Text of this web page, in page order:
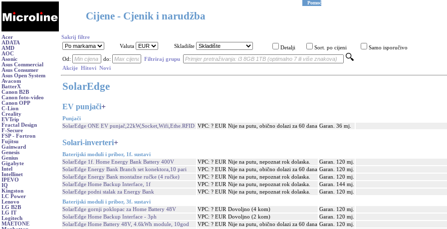
Cijene - Cjenik i narudžba
Pomoć
Acer
ADATA
AMD
AOC
Asonic
Asus Commercial
Asus Consumer
Asus Open System
Avacom
BatterX
Canon B2B
Canon foto-video
Canon OPP
C-Lion
Creality
EVTrip
Fractal Design
F-Secure
FSP - Fortron
Fujitsu
Gainward
Genesis
Genius
Gigabyte
Intel
Intellinet
IPEVO
IQ
Kingston
LC Power
Lenovo
LG B2B
LG IT
Logitech
MAETONE
Sakrij filtre
Valuta
Skladište Detalji Sort. po cijeni Samo isporučivo
Od: do:
Filtriraj grupu
Akcije Hitovi Novi
SolarEdge
EV punjači+
Punjači
SolarEdge ONE EV punjač,22kW,Socket,Wifi,Ethe.RFID VPC: ? EUR Nije na putu, obično dolazi za 60 dana Garan. 36 mj.
Solari-inverteri+
Baterijski moduli i pribor, 1f. sustavi
SolarEdge 1f. Home Energy Bank Battery 400V
VPC: ? EUR Nije na putu, nepoznat rok dolaska.
Garan. 120 mj.
SolarEdge Energy Bank Branch set konektora,10 pari
VPC: ? EUR Nije na putu, obično dolazi za 60 dana Garan. 120 mj.
SolarEdge Energy Bank montažne ručke (4 ručke)
VPC: ? EUR Nije na putu, nepoznat rok dolaska.
Garan. 120 mj.
SolarEdge Home Backup Interface, 1f
VPC: ? EUR Nije na putu, nepoznat rok dolaska.
Garan. 144 mj.
SolarEdge podni stalak za Energy Bank
VPC: ? EUR Nije na putu, nepoznat rok dolaska.
Garan. 120 mj.
Baterijski moduli i pribor, 3f. sustavi
SolarEdge gornji poklopac za Home Battery 48V
VPC: ? EUR Dovoljno (4 kom)
Garan. 120 mj.
SolarEdge Home Backup Interface - 3ph
VPC: ? EUR Dovoljno (2 kom)
Garan. 120 mj.
SolarEdge Home Battery 48V, 4.6kWh module, 10god
VPC: ? EUR Nije na putu, obično dolazi za 60 dana Garan. 120 mj.